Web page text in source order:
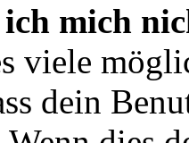
mich
viele
dein